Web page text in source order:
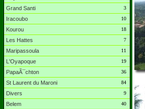
Grand Santi 3
Iracoubo 10
Kourou 18
Les Hattes 7
Maripassoula 11
L'Oyapoque 19
PapaÃ¯chton 36
St Laurent du Maroni 84
Divers 9
Belem 40